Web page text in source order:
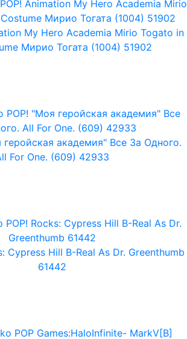
My Hero Academia Mirio Togato in
Мирио Тогата (1004) 51902
геройская академия" Все За Одного.
For One. (609) 42933
Cypress Hill B-Real As Dr. Greenthumb
61442